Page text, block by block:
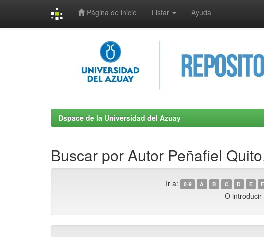
Página de inicio Listar Ayuda
Dspace de la Universidad del Azuay
Buscar por Autor Peñafiel
Ir a: 0-9 A B C D E F
O